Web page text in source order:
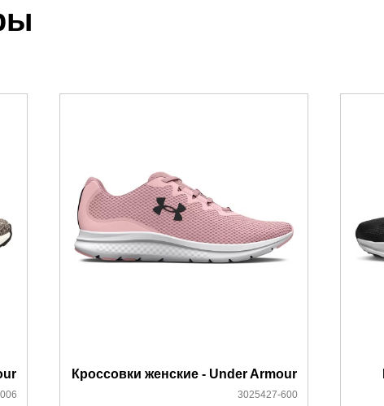
счета менеджером.
который высылает менеджер.
ознакомиться здесь
Кроссовки женские - Under Armour
3025427-600